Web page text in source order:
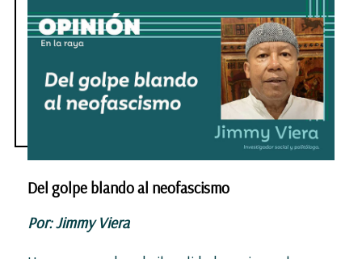
Del golpe blando al neofascismo
Por: Jimmy Viera